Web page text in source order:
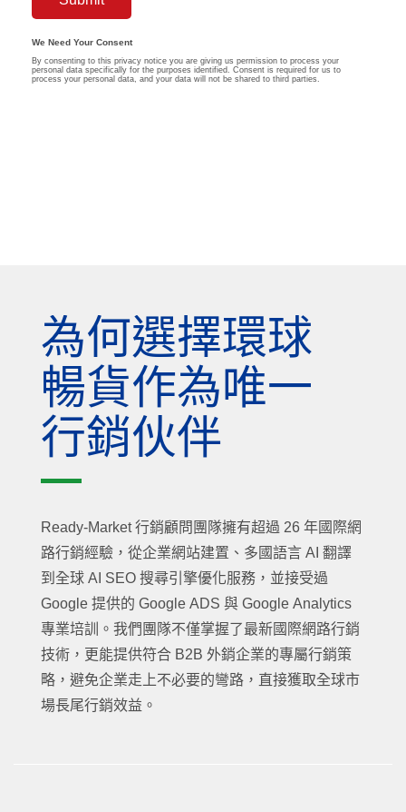
為何選擇環球
暢貨作為唯一
行銷伙伴
Ready-Market 行銷顧問團隊擁有超過 26 年國際網
路行銷經驗，從企業網站建置、多國語言 AI 翻譯
到全球 AI SEO 搜尋引擎優化服務，並接受過
Google 提供的 Google ADS 與 Google Analytics
專業培訓。我們團隊不僅掌握了最新國際網路行銷
技術，更能提供符合 B2B 外銷企業的專屬行銷策
略，避免企業走上不必要的彎路，直接獲取全球市
場長尾行銷效益。